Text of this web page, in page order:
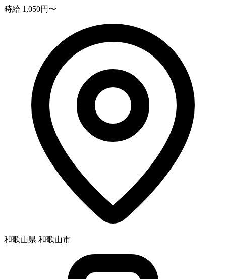
時給 1,050円〜
和歌山県 和歌山市